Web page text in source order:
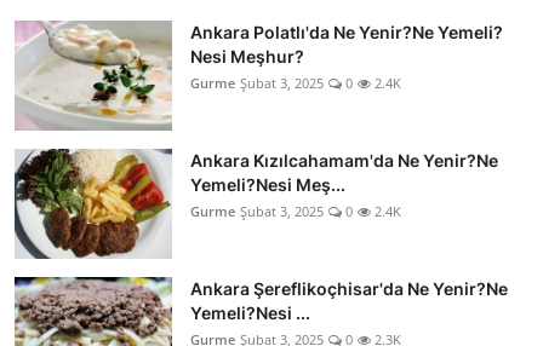
Ankara Polatlı'da Ne Yenir?Ne Yemeli?
Nesi Meşhur?
Gurme Şubat 3, 2025 0 2.4K
Ankara Kızılcahamam'da Ne Yenir?Ne
Yemeli?Nesi Meş...
Gurme Şubat 3, 2025 0 2.4K
Ankara Şereflikoçhisar'da Ne Yenir?Ne
Yemeli?Nesi ...
Gurme Şubat 3, 2025 0 2.3K